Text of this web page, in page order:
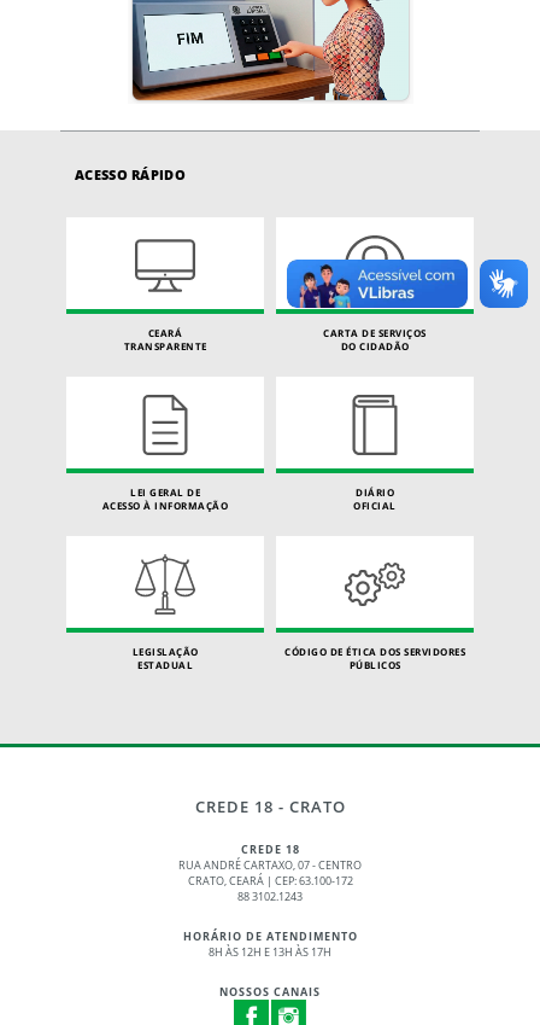
ACESSO RÁPIDO
CEARÁ
TRANSPARENTE
CARTA DE SERVIÇOS
DO CIDADÃO
LEI GERAL DE
ACESSO À INFORMAÇÃO
DIÁRIO
OFICIAL
LEGISLAÇÃO
ESTADUAL
CÓDIGO DE ÉTICA DOS SERVIDORES
PÚBLICOS
CREDE 18 - CRATO
CREDE 18
RUA ANDRÉ CARTAXO, 07 - CENTRO
CRATO, CEARÁ | CEP: 63.100-172
88 3102.1243
HORÁRIO DE ATENDIMENTO
8H ÀS 12H E 13H ÀS 17H
NOSSOS CANAIS